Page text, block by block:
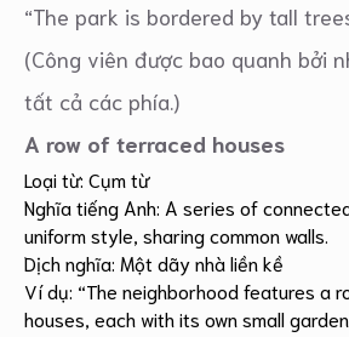
“The park is bordered by tall
(Công viên được bao quanh bởi
tất cả các phía.)
A row of terraced houses
Loại từ: Cụm từ
Nghĩa tiếng Anh: A series of
uniform style, sharing common walls.
Dịch nghĩa: Một dãy nhà liền kề
Ví dụ: “The neighborhood features a
houses, each with its own small